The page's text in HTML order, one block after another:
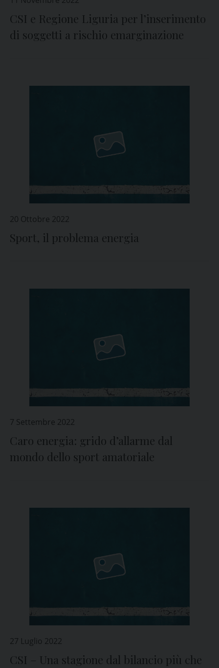
CSI e Regione Liguria per l’inserimento
di soggetti a rischio emarginazione
20 Ottobre 2022
Sport, il problema energia
7 Settembre 2022
Caro energia: grido d’allarme dal
mondo dello sport amatoriale
27 Luglio 2022
CSI – Una stagione dal bilancio più che